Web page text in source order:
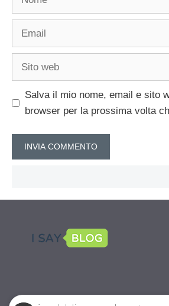
Email
Sito
Salva il mio nome, email e sito
browser per la prossima volta